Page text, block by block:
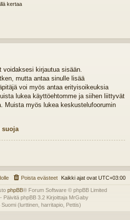
kertaa
kirjautua sisään.
mutta antaa sinulle lisää
voi myös antaa erityisoikeuksia
lukea käyttöehtomme ja siihen liittyvät
Muista myös lukea keskustelufoorumin
suoja
Kaikki ajat ovat UTC+03:00
Poista evästeet
phpBB® Forum Software © phpBB Limited
Päivitä phpBB 3.2 Kirjoittaja MrGaby
(lurttinen, harritapio, Pettis)